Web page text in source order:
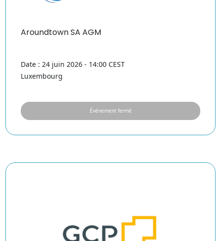
Aroundtown SA AGM
Date : 24 juin 2026 - 14:00 CEST
Luxembourg
Événement fermé